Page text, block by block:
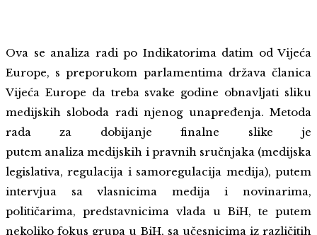
Ova se analiza radi po Indikatorima datim od Vijeća
Europe, s preporukom parlamentima država članica
Vijeća Europe da treba svake godine obnavljati sliku
medijskih sloboda radi njenog unapređenja. Metoda
rada za dobijanje finalne slike je
putem analiza medijskih i pravnih sručnjaka (medijska
legislativa, regulacija i samoregulacija medija), putem
intervjua sa vlasnicima medija i novinarima,
političarima, predstavnicima vlada u BiH, te putem
nekoliko fokus grupa u BiH, sa učesnicima iz različitih